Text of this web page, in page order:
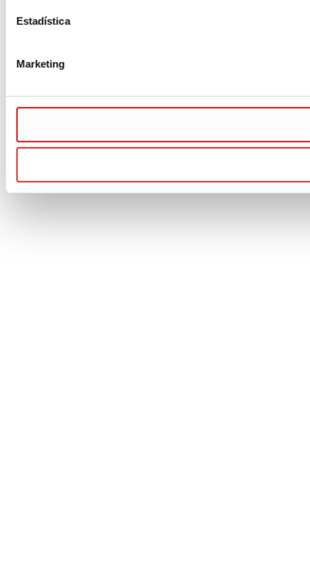
Estadística
Marketing